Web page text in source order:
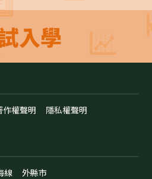
入學
作權聲明 隱私權聲明
線 外縣市